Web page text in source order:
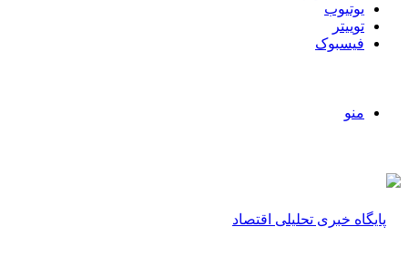
یوتیوب
توییتر
فیسبوک
منو